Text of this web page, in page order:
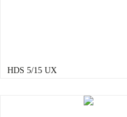
HDS 5/15 UX